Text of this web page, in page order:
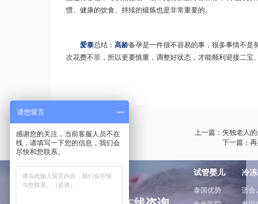
惯、健康的饮食、持续的锻炼也是非常重要的。
爱泰总结： 高龄备孕是一件很不容易的事，很多事情不是
次花费不菲，所以更要慎重，调整好状态，才能顺利迎接二宝
上一篇：失独老人
下一篇：
试管婴儿
泰国优势
冷
适合
请您留言
感谢您的关注，当前客服人员不在
线，请填写一下您的信息，我们会
尽快和您联系。